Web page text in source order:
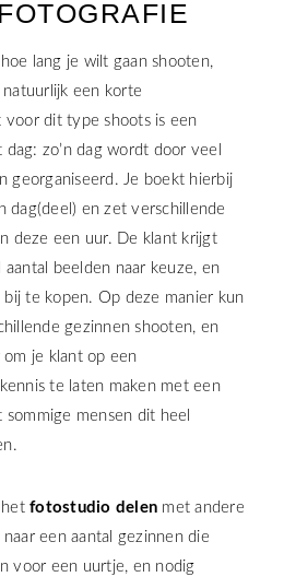
lang je wilt gaan shooten,
een korte
voor dit type shoots is een
zo’n dag wordt door veel
georganiseerd. Je boekt hierbij
dag(deel) en zet verschillende
deze een uur. De klant krijgt
beelden naar keuze, en
te kopen. Op deze manier kun
gezinnen shooten, en
je klant op een
te laten maken met een
mensen dit heel
het fotostudio delen met andere
een aantal gezinnen die
voor een uurtje, en nodig